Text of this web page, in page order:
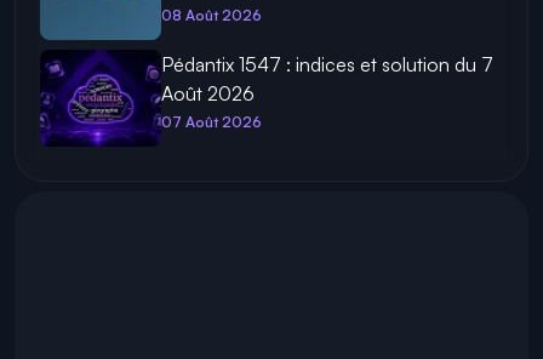
08 Août 2026
Pédantix 1547 : indices et solution du 7
Août 2026
07 Août 2026